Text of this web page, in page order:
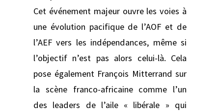
Cet événement majeur ouvre les voies à
une évolution pacifique de l’AOF et de
l’AEF vers les indépendances, même si
l’objectif n’est pas alors celui-là. Cela
pose également François Mitterrand sur
la scène franco-africaine comme l’un
des leaders de l’aile « libérale » qui